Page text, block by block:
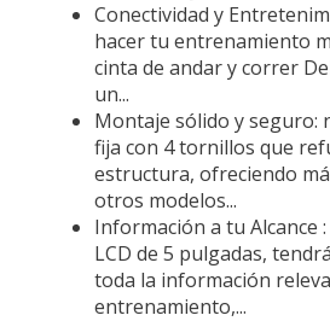
Conectividad y
hacer tu entrenamiento
cinta de andar y correr
un...
Montaje sólido y seguro:
fija con 4 tornillos que
estructura, ofreciendo
otros modelos...
Información a tu Alcance
LCD de 5 pulgadas,
toda la información
entrenamiento,...